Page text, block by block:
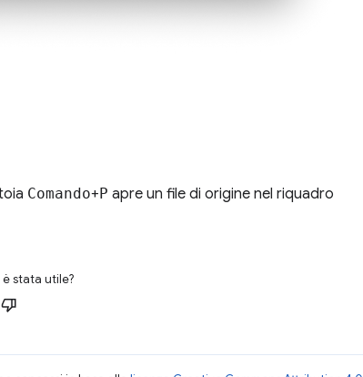
Comando+P apre un file di origine nel riquadro
stata utile?